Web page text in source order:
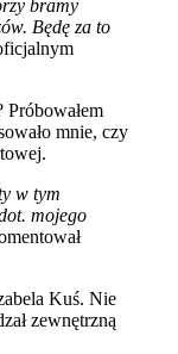
bramy
Będę za to
Próbowałem
mnie, czy
w tym
mojego
Kuś. Nie
zewnętrzną